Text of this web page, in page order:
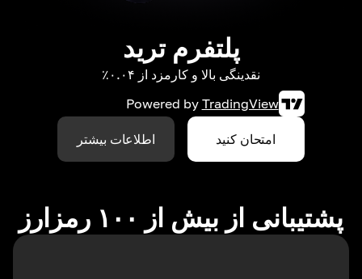
پلتفرم ترید
نقدینگی بالا و کارمزد از ۰.۰۴٪
Powered by TradingView
امتحان کنید اطلاعات بیشتر
پشتیبانی از بیش از ۱۰۰ رمزارز